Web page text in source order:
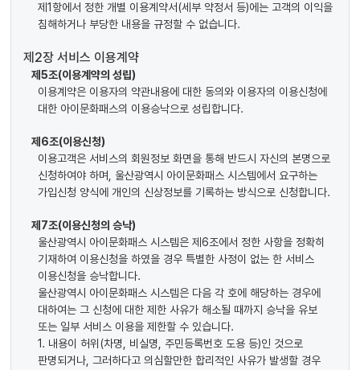
제1항에서 정한 개별 이용계약서(세부 약정서 등)에는 고객의 이익을
침해하거나 부당한 내용을 규정할 수 없습니다.
제2장 서비스 이용계약
제5조(이용계약의 성립)
이용계약은 이용자의 약관내용에 대한 동의와 이용자의 이용신청에
대한 아이문화패스의 이용승낙으로 성립합니다.
제6조(이용신청)
이용고객은 서비스의 회원정보 화면을 통해 반드시 자신의 본명으로
신청하여야 하며, 울산광역시 아이문화패스 시스템에서 요구하는
가입신청 양식에 개인의 신상정보를 기록하는 방식으로 신청합니다.
제7조(이용신청의 승낙)
울산광역시 아이문화패스 시스템은 제6조에서 정한 사항을 정확히
기재하여 이용신청을 하였을 경우 특별한 사정이 없는 한 서비스
이용신청을 승낙합니다.
울산광역시 아이문화패스 시스템은 다음 각 호에 해당하는 경우에
대하여는 그 신청에 대한 제한 사유가 해소될 때까지 승낙을 유보
또는 일부 서비스 이용을 제한할 수 있습니다.
1. 내용이 허위(차명, 비실명, 주민등록번호 도용 등)인 것으로
판명되거나, 그러하다고 의심할만한 합리적인 사유가 발생할 경우